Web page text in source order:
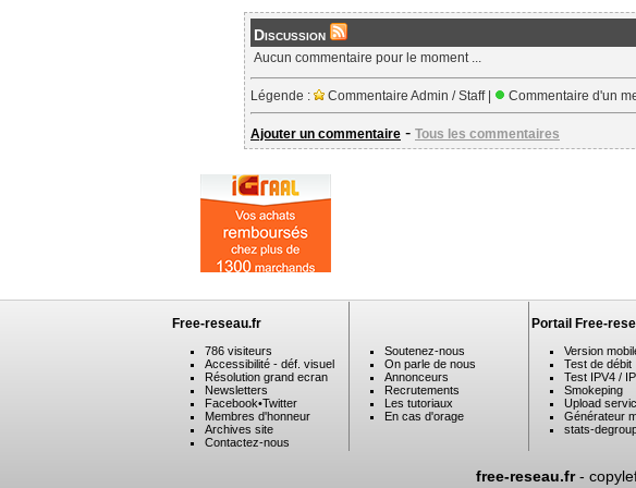
Discussion
Aucun commentaire pour le moment ...
Légende : Commentaire Admin / Staff | Commentaire d'un
Ajouter un commentaire - Tous les commentaires
Free-reseau.fr
786 visiteurs
Accessibilité - déf. visuel
Résolution grand ecran
Newsletters
Facebook•Twitter
Membres d'honneur
Archives site
Contactez-nous
Soutenez-nous
On parle de nous
Annonceurs
Recrutements
Les tutoriaux
En cas d'orage
Portail Free-
Version
Test de débit
Test IPV4 /
Smokeping
Upload
Générateur
stats-
free-reseau.fr-